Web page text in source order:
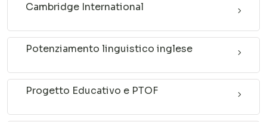
Cambridge International
Potenziamento linguistico inglese
Progetto Educativo e PTOF